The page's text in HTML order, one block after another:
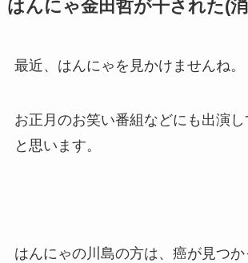
はんにゃ金田哲が干された(
最近、はんにゃを見かけませんね。
お正月のお笑い番組などにも出演
と思います。
はんにゃの川島の方は、癌が見つ